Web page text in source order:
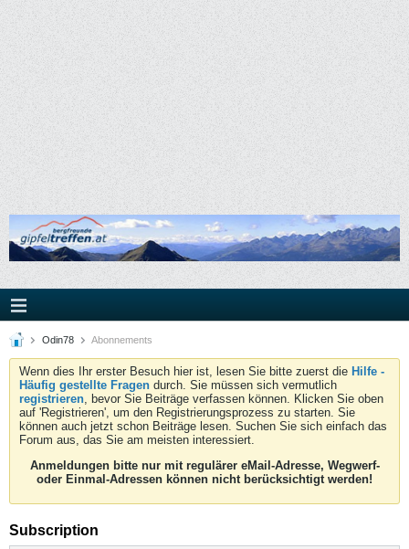
Odin78 Abonnements
Wenn dies Ihr erster Besuch hier ist, lesen Sie bitte zuerst die Hilfe -
Häufig gestellte Fragen durch. Sie müssen sich vermutlich
registrieren, bevor Sie Beiträge verfassen können. Klicken Sie oben
auf 'Registrieren', um den Registrierungsprozess zu starten. Sie
können auch jetzt schon Beiträge lesen. Suchen Sie sich einfach das
Forum aus, das Sie am meisten interessiert.
Anmeldungen bitte nur mit regulärer eMail-Adresse, Wegwerf-
oder Einmal-Adressen können nicht berücksichtigt werden!
Subscription